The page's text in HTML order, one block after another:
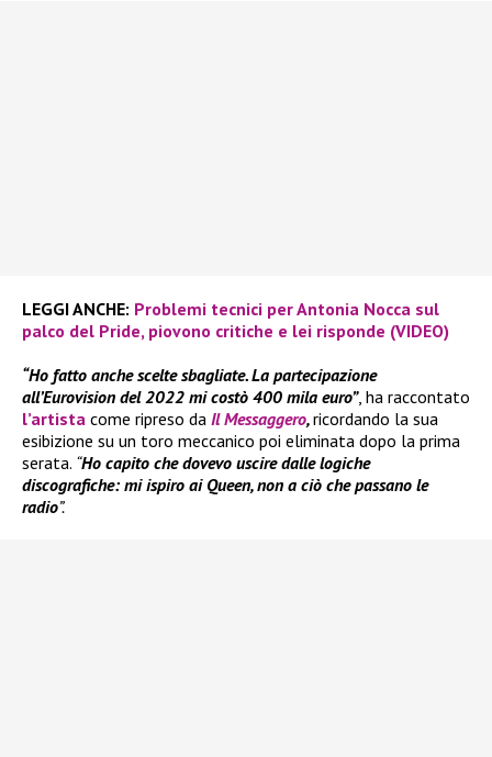
LEGGI ANCHE: Problemi tecnici per Antonia Nocca sul
palco del Pride, piovono critiche e lei risponde (VIDEO)
“Ho fatto anche scelte sbagliate. La partecipazione
all’Eurovision del 2022 mi costò 400 mila euro”, ha raccontato
l’artista come ripreso da Il Messaggero,ricordando la sua
esibizione su un toro meccanico poi eliminata dopo la prima
serata. “Ho capito che dovevo uscire dalle logiche
discografiche: mi ispiro ai Queen, non a ciò che passano le
radio”.